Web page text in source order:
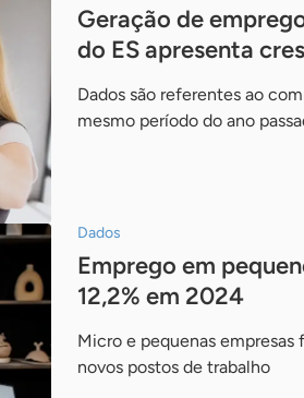
Geração de
do ES apresenta
Dados são referentes ao
mesmo período do ano
Dados
Emprego em
12,2% em 2024
Micro e pequenas empresas
novos postos de trabalho